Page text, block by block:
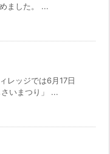
ました。 ...
レッジでは6月17日
さいまつり」 ...